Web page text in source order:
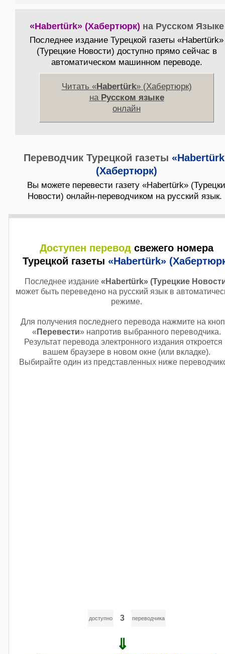
«Habertürk» (Хабертюрк) на Русском Языке
Последнее издание Турецкой газеты «Habertürk»
(Турецкие Новости) доступно прямо сейчас в
автоматическом машинном переводе.
Читать «Habertürk» (Хабертюрк)
на Русском языке
онлайн
Переводчик Турецкой газеты
(Хабертюрк)
Вы можете перевести газету «Habertürk»
Новости) онлайн-переводчиком на русский язык.
Доступен перевод свежего номера
Турецкой газеты «Habertürk»
Последнее издание «Habertürk» (Турецкие
может быть переведено на русский язык в
режиме.
Для получения последнего перевода нажмите на
« Перевести» напротив выбранного переводчика.
Результат перевода электронного издания откроется
вашем браузере в новом окне (или вкладке).
Выбирайте один из представленных ниже
доступно 3 переводчика
⇓